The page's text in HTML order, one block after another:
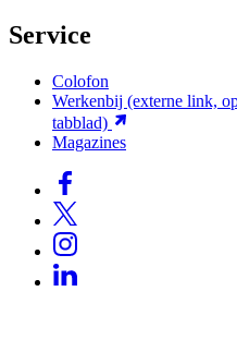
Service
Colofon
Werkenbij (externe link,
tabblad)
Magazines